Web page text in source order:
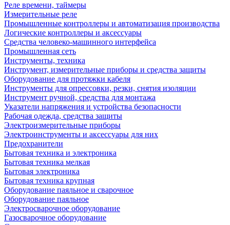
Реле времени, таймеры
Измерительные реле
Промышленные контроллеры и автоматизация производства
Логические контроллеры и аксессуары
Средства человеко-машинного интерфейса
Промышленная сеть
Инструменты, техника
Инструмент, измерительные приборы и средства защиты
Оборудование для протяжки кабеля
Инструменты для опрессовки, резки, снятия изоляции
Инструмент ручной, средства для монтажа
Указатели напряжения и устройства безопасности
Рабочая одежда, средства защиты
Электроизмерительные приборы
Электроинструменты и аксессуары для них
Предохранители
Бытовая техника и электроника
Бытовая техника мелкая
Бытовая электроника
Бытовая техника крупная
Оборудование паяльное и сварочное
Оборудование паяльное
Электросварочное оборудование
Газосварочное оборудование